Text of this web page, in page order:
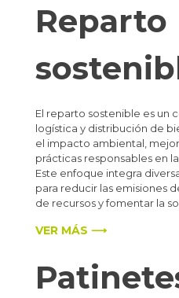
Reparto
El reparto sostenible es un
logística y distribución de
el impacto ambiental,
prácticas responsables en
Este enfoque integra
para reducir las emisiones
de recursos y fomentar la
VER MÁS ⟶